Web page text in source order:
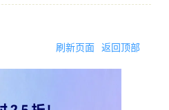
刷新页面 返回顶部